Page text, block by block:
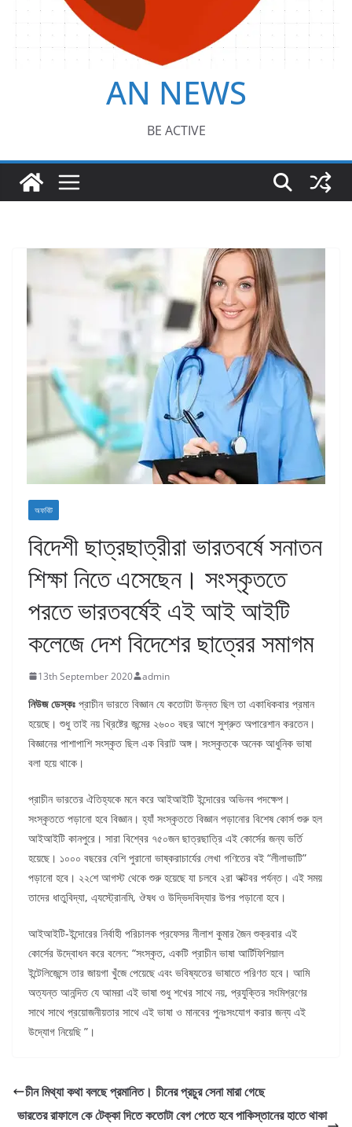
AN NEWS
BE ACTIVE
অফবিট
বিদেশী ছাত্রছাত্রীরা ভারতবর্ষে সনাতন
শিক্ষা নিতে এসেছেন। সংস্কৃততে
পরতে ভারতবর্ষেই এই আই আইটি
কলেজে দেশ বিদেশের ছাত্রের সমাগম
13th September 2020 admin
নিউজ ডেস্কঃ প্রাচীন ভারতে বিজ্ঞান যে কতোটা উন্নত ছিল তা একাধিকবার প্রমান
হয়েছে। শুধু তাই নয় খ্রিষ্টের জন্মের ২৬০০ বছর আগে সুশ্রুত অপারেশান করতেন।
বিজ্ঞানের পাশাপাশি সংস্কৃত ছিল এক বিরাট অঙ্গ। সংস্কৃতকে অনেক আধুনিক ভাষা
বলা হয়ে থাকে।
প্রাচীন ভারতের ঐতিহ্যকে মনে করে আইআইটি ইন্দোরের অভিনব পদক্ষেপ।
সংস্কৃততে পড়ানো হবে বিজ্ঞান। হ্যাঁ সংস্কৃততে বিজ্ঞান পড়ানোর বিশেষ কোর্স শুরু হল
আইআইটি কানপুরে। সারা বিশ্বের ৭৫০জন ছাত্রছাত্রি এই কোর্সের জন্য ভর্তি
হয়েছে। ১০০০ বছরের বেশি পুরানো ভাষ্করাচার্যের লেখা গণিতের বই “লীলাভাটি”
পড়ানো হবে। ২২শে আগস্ট থেকে শুরু হয়েছে যা চলবে ২রা অক্টবর পর্যন্ত। এই সময়
তাদের ধাতুবিদ্যা, এ্যস্ট্রোনমি, ঔষধ ও উদ্ভিদবিদ্যার উপর পড়ানো হবে।
আইআইটি-ইন্দোরের নির্বাহী পরিচালক প্রফেসর নীলাশ কুমার জৈন শুক্রবার এই
কোর্সের উদ্বোধন করে বলেন: “সংস্কৃত, একটি প্রাচীন ভাষা আর্টিফিশিয়াল
ইন্টেলিজেন্সে তার জায়গা খুঁজে পেয়েছে এবং ভবিষ্যতের ভাষাতে পরিণত হবে। আমি
অত্যন্ত আনন্দিত যে আমরা এই ভাষা শুধু শখের সাথে নয়, প্রযুক্তির সংমিশ্রণের
সাথে সাথে প্রয়োজনীয়তার সাথে এই ভাষা ও মানবের পুনঃসংযোগ করার জন্য এই
উদ্যোগ নিয়েছি ”।
চীন মিথ্যা কথা বলছে প্রমানিত। চীনের প্রচুর সেনা মারা গেছে
ভারতের রাফালে কে টেক্কা দিতে কতোটা বেগ পেতে হবে পাকিস্তানের হাতে থাকা